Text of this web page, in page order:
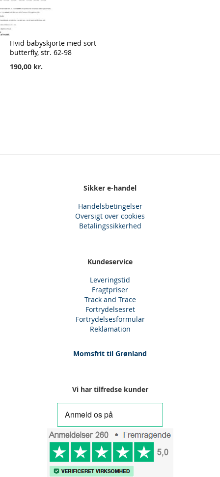
Hvid babyskjorte med sort
butterfly, str. 62-98
190,00 kr.
Sikker e-handel
Handelsbetingelser
Oversigt over cookies
Betalingssikkerhed
Kundeservice
Leveringstid
Fragtpriser
Track and Trace
Fortrydelsesret
Fortrydelsesformular
Reklamation
Momsfrit til Grønland
Vi har tilfredse kunder